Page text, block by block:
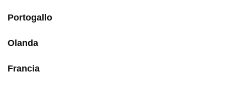
Portogallo
Olanda
Francia